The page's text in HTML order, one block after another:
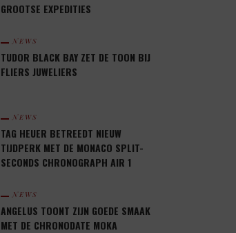
GROOTSE EXPEDITIES
NEWS
TUDOR BLACK BAY ZET DE TOON BIJ
FLIERS JUWELIERS
NEWS
TAG HEUER BETREEDT NIEUW
TIJDPERK MET DE MONACO SPLIT-
SECONDS CHRONOGRAPH AIR 1
NEWS
ANGELUS TOONT ZIJN GOEDE SMAAK
MET DE CHRONODATE MOKA